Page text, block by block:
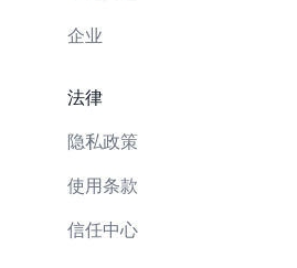
企业
法律
隐私政策
使用条款
信任中心